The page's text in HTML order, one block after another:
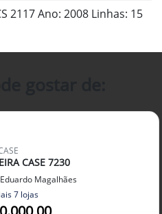
2117 Ano: 2008 Linhas: 15
CASE 7230
Magalhães
7 lojas